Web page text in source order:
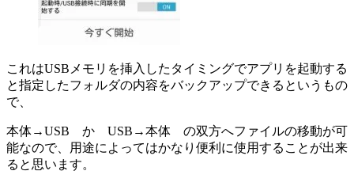
これはUSBメモリを挿入したタイミングでアプリを起動する
と指定したフォルダの内容をバックアップできるというもの
で、
本体→USB か USB→本体 の双方へファイルの移動が可
能なので、用途によってはかなり便利に使用することが出来
ると思います。